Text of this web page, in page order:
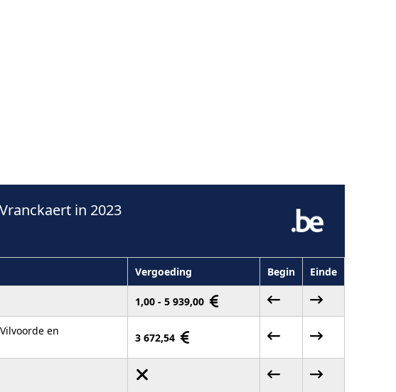
in 2023
Vergoeding Begin Einde
1,00 - 5 939,00
en
3 672,54